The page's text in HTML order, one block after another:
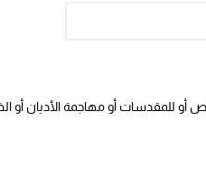
أو للمقدسات أو مهاجمة الأديان أو